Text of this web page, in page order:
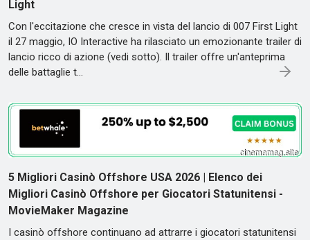
Light
Con l'eccitazione che cresce in vista del lancio di 007 First Light
il 27 maggio, IO Interactive ha rilasciato un emozionante trailer di
lancio ricco di azione (vedi sotto). Il trailer offre un'anteprima
delle battaglie t…
5 Migliori Casinò Offshore USA 2026 | Elenco dei
Migliori Casinò Offshore per Giocatori Statunitensi -
MovieMaker Magazine
I casinò offshore continuano ad attrarre i giocatori statunitensi